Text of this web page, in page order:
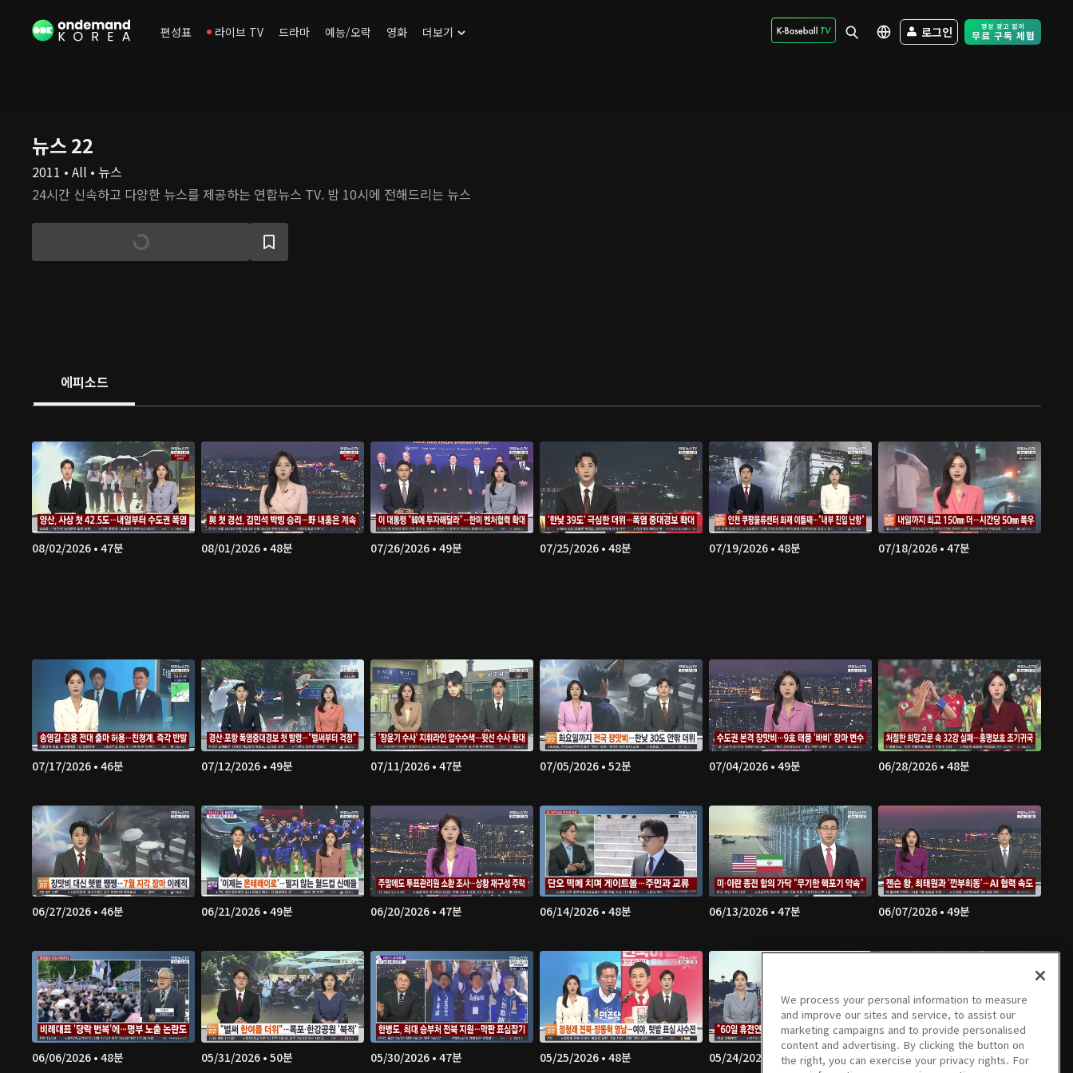
편성표 라이브 TV 드라마 예능/오락 영화 더보기 로그인 Free Trial -
뉴스 22
2011 • All • 뉴스
24시간 신속하고 다양한 뉴스를 제공하는 연합뉴스 TV. 밤 10시에 전해드리는 뉴스
에피소드
08/02/2026 • 47분 08/01/2026 • 48분 07/26/2026 • 49분 07/25/2026 • 48분 07/19/2026 • 48분 07/18/2026 • 47분
07/17/2026 • 46분 07/12/2026 • 49분 07/11/2026 • 47분 07/05/2026 • 52분 07/04/2026 • 49분 06/28/2026 • 48분
06/27/2026 • 46분 06/21/2026 • 49분 06/20/2026 • 47분 06/14/2026 • 48분 06/13/2026 • 47분 06/07/2026 • 49분
06/06/2026 • 48분 05/31/2026 • 50분 05/30/2026 • 47분 05/25/2026 • 48분 05/24/2026 • 46분 05/23/2026 • 47분
We process your personal information to measure
and improve our sites and service, to assist our
marketing campaigns and to provide personalised
content and advertising. By clicking the button on
the right, you can exercise your privacy rights. For